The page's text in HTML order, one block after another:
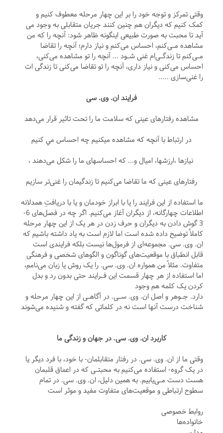
وقتی تمرکز و توجه خود را بر این چهار مرحله معطوف کنیم و
کمک کنیم که دیگران هم چنین کنند جریان متقابلی به وجود می
آید تا محبت به صورت طبیعی اینگونه ظاهر شود: آنچه را که من
مشاهده مـی‌کنم، احساس می‌کنم و نیاز دارم؛ آنچه را تقاضا
مـی‌کنم تا زندگـی‌ام غنی شـود ... آنچه را تو مشاهده می‌کنی،
احساس می‌کنی و نیاز داری، آنچه را تو تقاضا می‌کنی تا زندگی ات
را غنی‌سازی .....
فرايند ان. وی. سی
مشاهده رفتار‌های عینی که سلامت ما را تحت تاثیر قرار می‌دهد
در ارتباط با آنچه که مشاهده ميکنيم چه احساس مي کنيم
نيازها ،ارزشها، امیال و... که احساسهای ما را شکل می‌دهند ،
رفتارهای عینی که ما تقاضا می‌کنیم تا زندگیمان را غنی‌تر سازیم
ما استفاده از این فرایند را یا با ابراز خودمان و یا با دریافتِ همدلانه
اطلاعات چهارگانه، از دیگران آغاز می‌کنیم. اگر چه در فصل‌های 6-
3 گوش دادن به دیگران و حرف زدن در هر یک از این چهار مرحله
کاملاً توضیح داده شده است اما لازم است به یاد داشته باشیم که
ان. وی. سی. مجموعه‌ای از فرمول‌ها نیست بلکه فرایندی است
قابل انطباق با موقعیت‌های گوناگون و الگوهای شخصی و فرهنگی
متفاوت. مثلاً من همواره ان. وی. سی. را یک روش یا زبان می‌نامم،
اما استفاده از هر چهار قسمت این فـرایند حتی بدون رد و بدل
کردن یک کلمه هم وجود
دارد. جـوهر و اصل ان. وی. سـی. در آگاهـی از این چهار مرحله و
شناخت درست آنها است نه در کلماتی که گفته و شنیده می‌شوند
کاربرد ان. وی. سی. در جهان و زندگی ما
وقتی ما از ان. وی. سی. در رفتار متقابلمان- با خود، با فرد دیگر یا
در یک گروه- استفاده می‌کنیم به محبتـی که در اعماق قلبمان
هست دست مـی‌یابیم. به همین دلیل، ان. وی. سی. در تمام
سطوح ارتباطی و موقعیت‌های متفاوت مفید و موثر است
روابط خصوصی
خانواده‌ها